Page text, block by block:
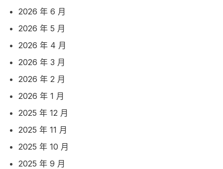
2026 年 6 月
2026 年 5 月
2026 年 4 月
2026 年 3 月
2026 年 2 月
2026 年 1 月
2025 年 12 月
2025 年 11 月
2025 年 10 月
2025 年 9 月